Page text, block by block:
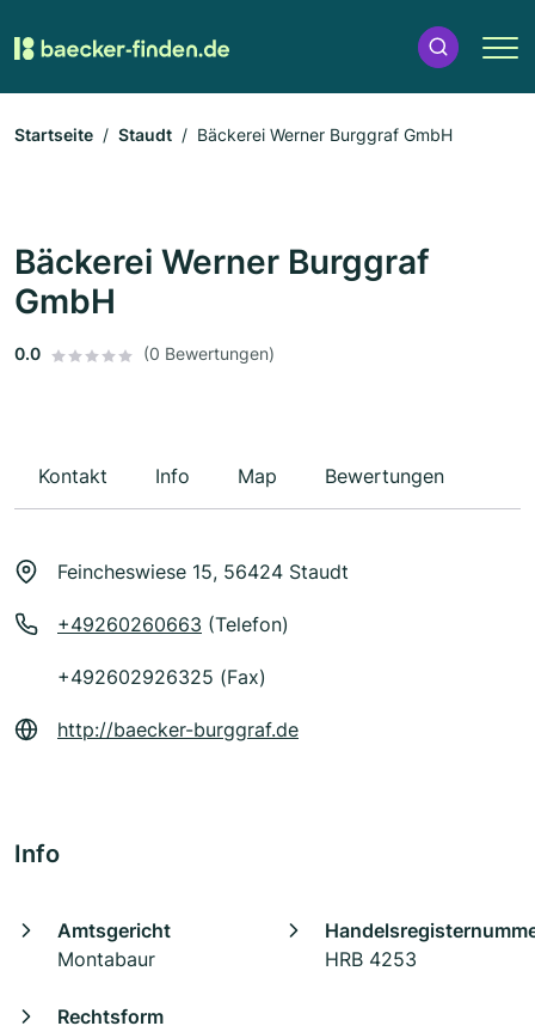
Startseite Staudt Bäckerei Werner Burggraf GmbH
Bäckerei Werner Burggraf
GmbH
0.0 (0 Bewertungen)
Kontakt Info Map Bewertungen
Feincheswiese 15, 56424 Staudt
+49260260663 (Telefon)
+492602926325 (Fax)
http://baecker-burggraf.de
Info
Amtsgericht
Montabaur
HRB 4253
Rechtsform